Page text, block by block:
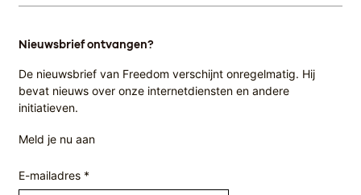
Nieuwsbrief ontvangen?
De nieuwsbrief van Freedom verschijnt onregelmatig. Hij
bevat nieuws over onze internetdiensten en andere
initiatieven.
Meld je nu aan
E-mailadres *